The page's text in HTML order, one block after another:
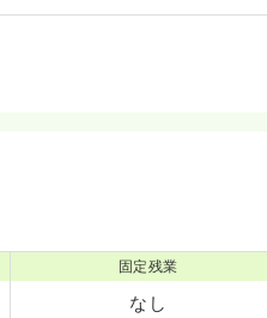
固定残業
なし